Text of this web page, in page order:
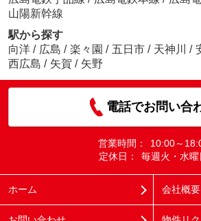
山陽新幹線
駅から探す
向洋 / 広島 / 楽々園 / 五日市 / 天神川 /
西広島 / 矢賀 / 矢野
電話でお問い合
営業時間：
10:00～
定休日：
毎週火・水曜
ホーム 会社概要